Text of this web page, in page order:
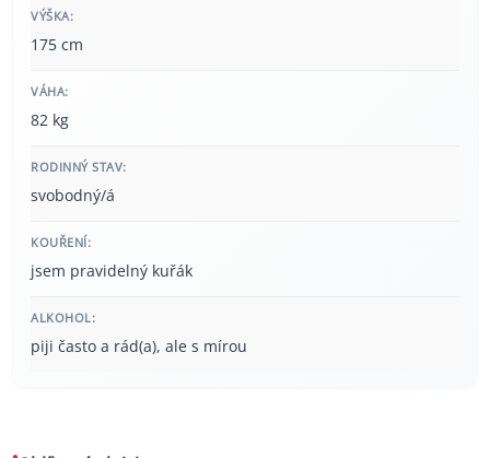
VÝŠKA:
175 cm
VÁHA:
82 kg
RODINNÝ STAV:
svobodný/á
KOUŘENÍ:
jsem pravidelný kuřák
ALKOHOL:
piji často a rád(a), ale s mírou